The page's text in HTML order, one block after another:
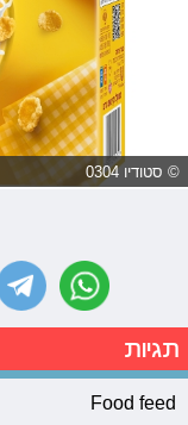
© סטודיו 0304
תגיות
Food feed